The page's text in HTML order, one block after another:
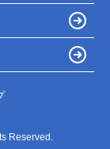
Reserved.